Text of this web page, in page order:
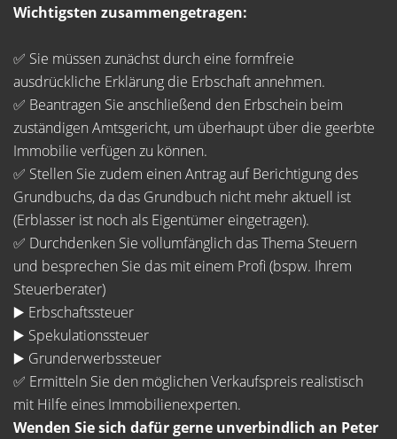
Wichtigsten zusammengetragen:
✅ Sie müssen zunächst durch eine formfreie
ausdrückliche Erklärung die Erbschaft annehmen.
✅ Beantragen Sie anschließend den Erbschein beim
zuständigen Amtsgericht, um überhaupt über die geerbte
Immobilie verfügen zu können.
✅ Stellen Sie zudem einen Antrag auf Berichtigung des
Grundbuchs, da das Grundbuch nicht mehr aktuell ist
(Erblasser ist noch als Eigentümer eingetragen).
✅ Durchdenken Sie vollumfänglich das Thema Steuern
und besprechen Sie das mit einem Profi (bspw. Ihrem
Steuerberater)
▶️ Erbschaftssteuer
▶️ Spekulationssteuer
▶️ Grunderwerbssteuer
✅ Ermitteln Sie den möglichen Verkaufspreis realistisch
mit Hilfe eines Immobilienexperten.
Wenden Sie sich dafür gerne unverbindlich an Peter